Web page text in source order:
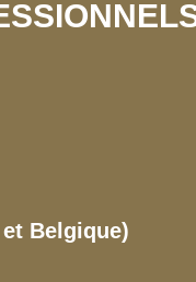
Belgique)